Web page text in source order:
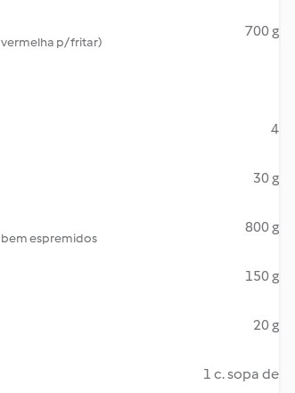
p/ fritar)
700 g
4
30 g
espremidos
800 g
150 g
20 g
1 c. sopa de